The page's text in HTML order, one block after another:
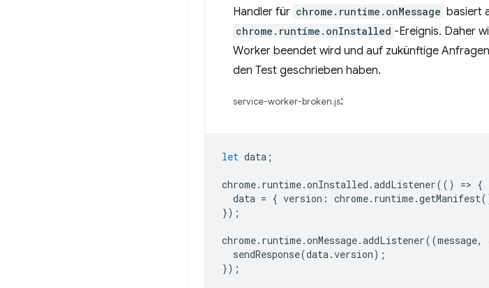
Handler für chrome.runtime.onMessage basiert
chrome.runtime.onInstalled -Ereignis. Daher
Worker beendet wird und auf zukünftige
den Test geschrieben haben.
service-worker-broken.js:
let data ;
chrome. runtime.onInstalled .addListener(() => {
data = { version : chrome. runtime.getManifest
});
chrome. runtime.onMessage.addListener((message,
sendResponse(data.version);
});